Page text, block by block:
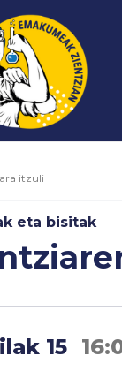
itzuli
eta bisitak
15